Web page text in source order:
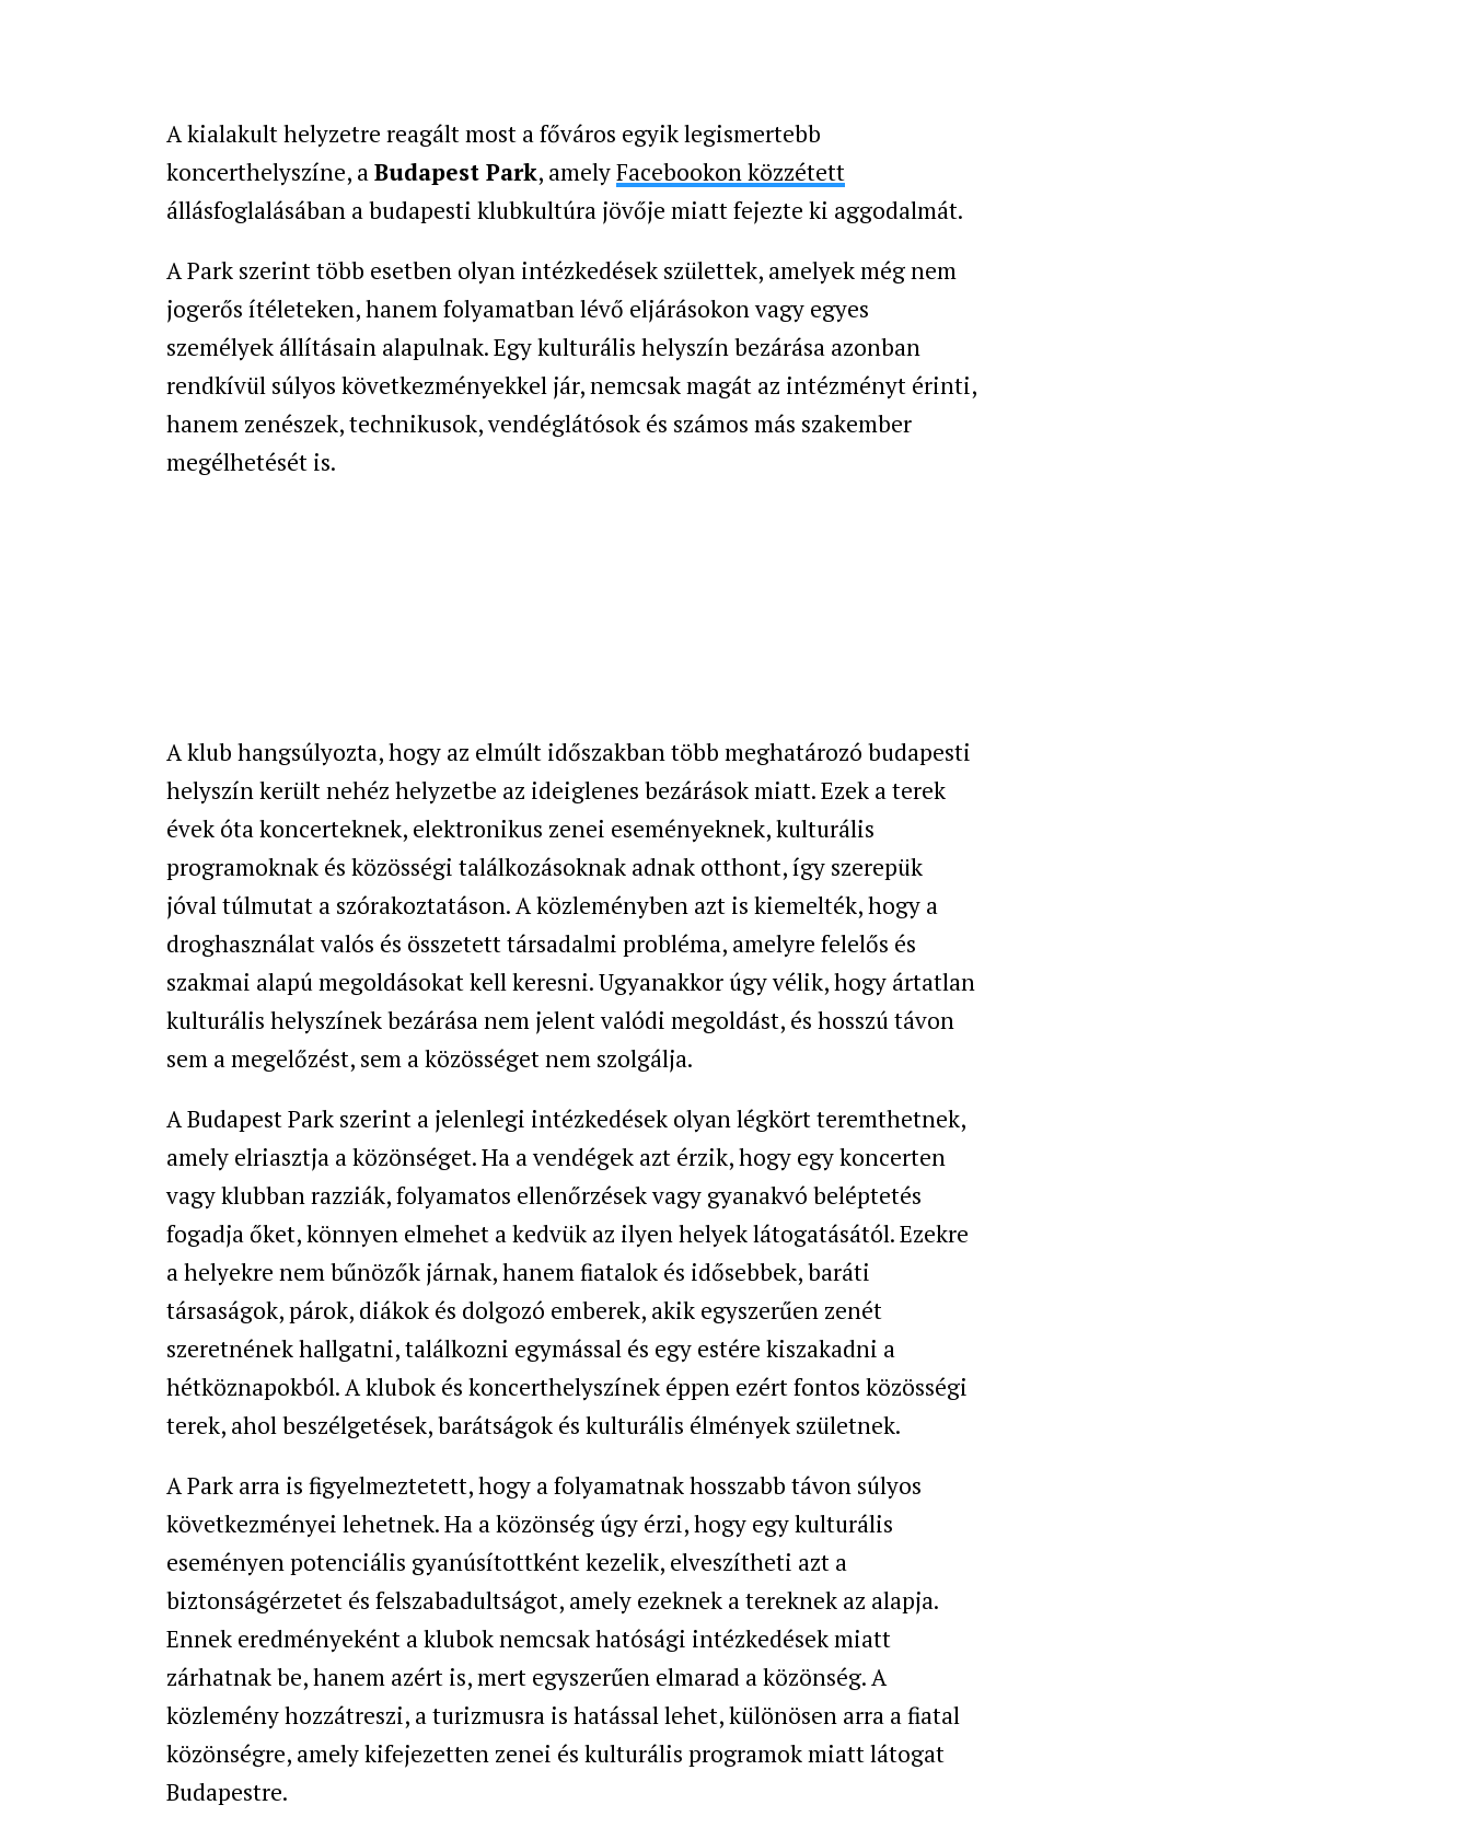
A kialakult helyzetre reagált most a főváros egyik legismertebb
koncerthelyszíne, aBudapest Park, amelyFacebookon közzétett
állásfoglalásában a budapesti klubkultúra jövője miatt fejezte ki aggodalmát.
A Park szerint több esetben olyan intézkedések születtek, amelyek még nem
jogerős ítéleteken, hanem folyamatban lévő eljárásokon vagy egyes
személyek állításain alapulnak. Egy kulturális helyszín bezárása azonban
rendkívül súlyos következményekkel jár, nemcsak magát az intézményt érinti,
hanem zenészek, technikusok, vendéglátósok és számos más szakember
megélhetését is.
A klub hangsúlyozta, hogy az elmúlt időszakban több meghatározó budapesti
helyszín került nehéz helyzetbe az ideiglenes bezárások miatt. Ezek a terek
évek óta koncerteknek, elektronikus zenei eseményeknek, kulturális
programoknak és közösségi találkozásoknak adnak otthont, így szerepük
jóval túlmutat a szórakoztatáson. A közleményben azt is kiemelték, hogy a
droghasználat valós és összetett társadalmi probléma, amelyre felelős és
szakmai alapú megoldásokat kell keresni. Ugyanakkor úgy vélik, hogy ártatlan
kulturális helyszínek bezárása nem jelent valódi megoldást, és hosszú távon
sem a megelőzést, sem a közösséget nem szolgálja.
A Budapest Park szerint a jelenlegi intézkedések olyan légkört teremthetnek,
amely elriasztja a közönséget. Ha a vendégek azt érzik, hogy egy koncerten
vagy klubban razziák, folyamatos ellenőrzések vagy gyanakvó beléptetés
fogadja őket, könnyen elmehet a kedvük az ilyen helyek látogatásától. Ezekre
a helyekre nem bűnözők járnak, hanem fiatalok és idősebbek, baráti
társaságok, párok, diákok és dolgozó emberek, akik egyszerűen zenét
szeretnének hallgatni, találkozni egymással és egy estére kiszakadni a
hétköznapokból. A klubok és koncerthelyszínek éppen ezért fontos közösségi
terek, ahol beszélgetések, barátságok és kulturális élmények születnek.
A Park arra is figyelmeztetett, hogy a folyamatnak hosszabb távon súlyos
következményei lehetnek. Ha a közönség úgy érzi, hogy egy kulturális
eseményen potenciális gyanúsítottként kezelik, elveszítheti azt a
biztonságérzetet és felszabadultságot, amely ezeknek a tereknek az alapja.
Ennek eredményeként a klubok nemcsak hatósági intézkedések miatt
zárhatnak be, hanem azért is, mert egyszerűen elmarad a közönség. A
közlemény hozzátreszi, a turizmusra is hatással lehet, különösen arra a fiatal
közönségre, amely kifejezetten zenei és kulturális programok miatt látogat
Budapestre.